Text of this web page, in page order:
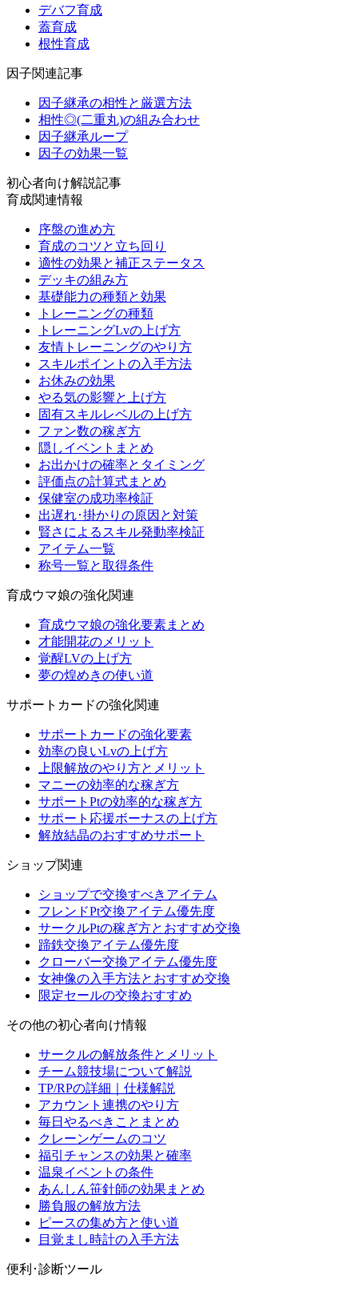
デバフ育成
蓋育成
根性育成
因子関連記事
因子継承の相性と厳選方法
相性◎(二重丸)の組み合わせ
因子継承ループ
因子の効果一覧
初心者向け解説記事
育成関連情報
序盤の進め方
育成のコツと立ち回り
適性の効果と補正ステータス
デッキの組み方
基礎能力の種類と効果
トレーニングの種類
トレーニングLvの上げ方
友情トレーニングのやり方
スキルポイントの入手方法
お休みの効果
やる気の影響と上げ方
固有スキルレベルの上げ方
ファン数の稼ぎ方
隠しイベントまとめ
お出かけの確率とタイミング
評価点の計算式まとめ
保健室の成功率検証
出遅れ･掛かりの原因と対策
賢さによるスキル発動率検証
アイテム一覧
称号一覧と取得条件
育成ウマ娘の強化関連
育成ウマ娘の強化要素まとめ
才能開花のメリット
覚醒LVの上げ方
夢の煌めきの使い道
サポートカードの強化関連
サポートカードの強化要素
効率の良いLvの上げ方
上限解放のやり方とメリット
マニーの効率的な稼ぎ方
サポートPtの効率的な稼ぎ方
サポート応援ボーナスの上げ方
解放結晶のおすすめサポート
ショップ関連
ショップで交換すべきアイテム
フレンドPt交換アイテム優先度
サークルPtの稼ぎ方とおすすめ交換
蹄鉄交換アイテム優先度
クローバー交換アイテム優先度
女神像の入手方法とおすすめ交換
限定セールの交換おすすめ
その他の初心者向け情報
サークルの解放条件とメリット
チーム競技場について解説
TP/RPの詳細｜仕様解説
アカウント連携のやり方
毎日やるべきことまとめ
クレーンゲームのコツ
福引チャンスの効果と確率
温泉イベントの条件
あんしん笹針師の効果まとめ
勝負服の解放方法
ピースの集め方と使い道
目覚まし時計の入手方法
便利･診断ツール